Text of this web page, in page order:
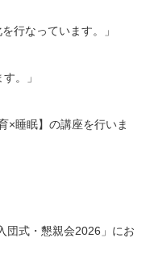
行なっています。」
。」
×睡眠】の講座を行いま
団式・懇親会2026」にお